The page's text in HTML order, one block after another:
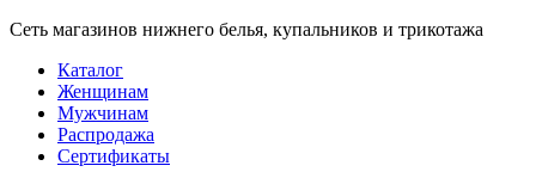
Сеть магазинов нижнего белья, купальников и трикотажа
Каталог
Женщинам
Мужчинам
Распродажа
Сертификаты